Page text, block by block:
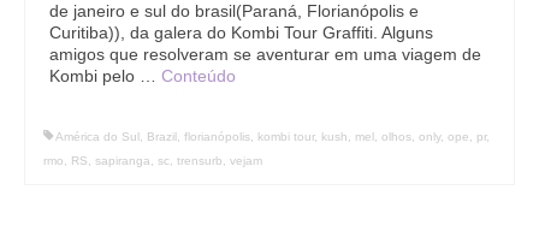
de janeiro e sul do brasil(Paraná, Florianópolis e
Curitiba)), da galera do Kombi Tour Graffiti. Alguns
amigos que resolveram se aventurar em uma viagem de
Kombi pelo … Conteúdo
América do Sul Brazil florianópolis kombi tour, kush mel olhos only, ope pr,
rmo
RS sapiranga sc trensurb vejam